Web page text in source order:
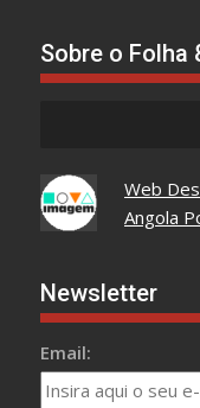
Sobre o Folha
Web
Angola
Newsletter
Email: